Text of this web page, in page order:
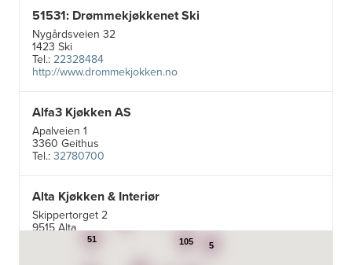
51531: Drømmekjøkkenet Ski
Nygårdsveien 32
1423 Ski
Tel.:22328484
http://www.drommekjokken.no
Alfa3 Kjøkken AS
Apalveien 1
3360 Geithus
Tel.:32780700
Alta Kjøkken & Interiør
Skippertorget 2
9515 Alta
99007242 105
51
5